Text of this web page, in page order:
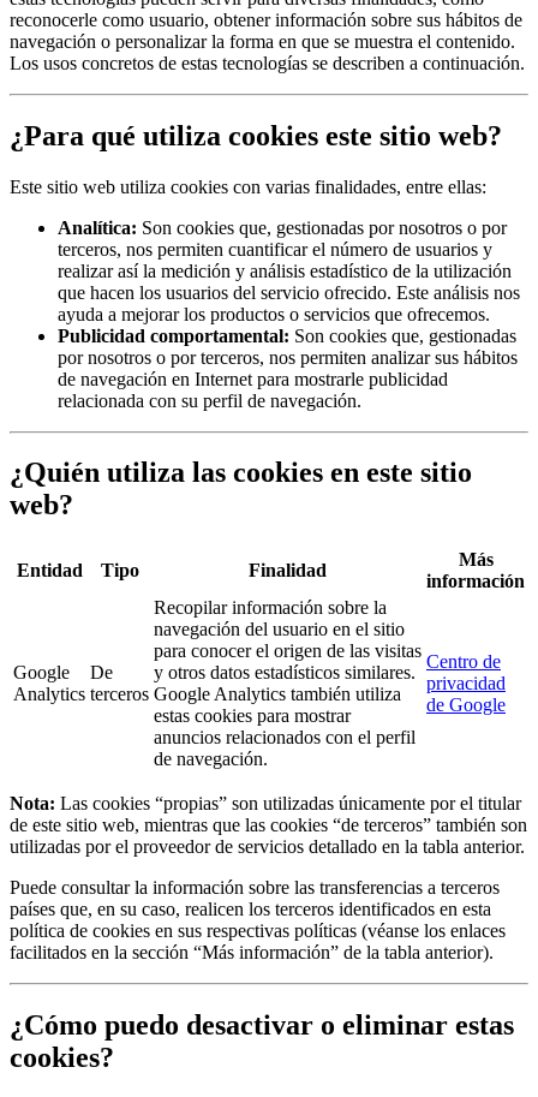
reconocerle como usuario, obtener información sobre sus hábitos de
navegación o personalizar la forma en que se muestra el contenido.
Los usos concretos de estas tecnologías se describen a continuación.
¿Para qué utiliza cookies este sitio web?
Este sitio web utiliza cookies con varias finalidades, entre ellas:
Analítica: Son cookies que, gestionadas por nosotros o por
terceros, nos permiten cuantificar el número de usuarios y
realizar así la medición y análisis estadístico de la utilización
que hacen los usuarios del servicio ofrecido. Este análisis nos
ayuda a mejorar los productos o servicios que ofrecemos.
Publicidad comportamental: Son cookies que, gestionadas
por nosotros o por terceros, nos permiten analizar sus hábitos
de navegación en Internet para mostrarle publicidad
relacionada con su perfil de navegación.
¿Quién utiliza las cookies en este sitio
web?
Entidad Tipo Finalidad
Más
información
Google
Analytics
De
terceros
Recopilar información sobre la
navegación del usuario en el sitio
para conocer el origen de las visitas
y otros datos estadísticos similares.
Google Analytics también utiliza
estas cookies para mostrar
anuncios relacionados con el perfil
de navegación.
Centro de
privacidad
de Google
Nota: Las cookies “propias” son utilizadas únicamente por el titular
de este sitio web, mientras que las cookies “de terceros” también son
utilizadas por el proveedor de servicios detallado en la tabla anterior.
Puede consultar la información sobre las transferencias a terceros
países que, en su caso, realicen los terceros identificados en esta
política de cookies en sus respectivas políticas (véanse los enlaces
facilitados en la sección “Más información” de la tabla anterior).
¿Cómo puedo desactivar o eliminar estas
cookies?